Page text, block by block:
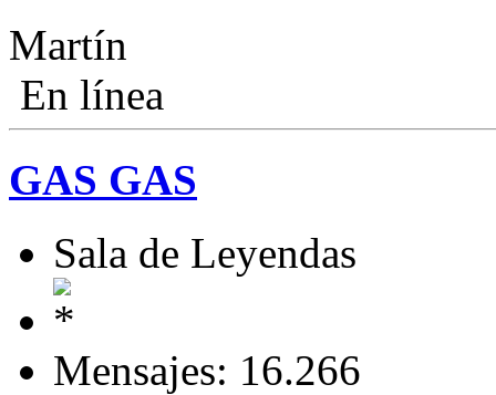
Martín
En línea
GAS GAS
Sala de Leyendas
Mensajes: 16.266